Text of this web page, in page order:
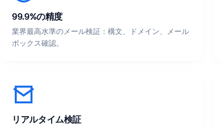
99.9%の精度
業界最高水準のメール検証：構文、ドメイン、メール
ボックス確認。
リアルタイム検証